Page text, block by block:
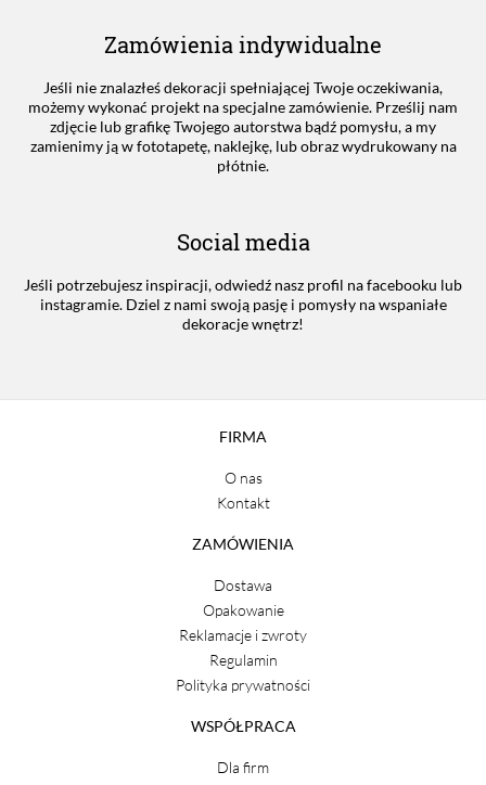
Zamówienia indywidualne
Jeśli nie znalazłeś dekoracji spełniającej Twoje oczekiwania,
możemy wykonać projekt na specjalne zamówienie. Prześlij nam
zdjęcie lub grafikę Twojego autorstwa bądź pomysłu, a my
zamienimy ją w fototapetę, naklejkę, lub obraz wydrukowany na
płótnie.
Social media
Jeśli potrzebujesz inspiracji, odwiedź nasz profil na facebooku lub
instagramie. Dziel z nami swoją pasję i pomysły na wspaniałe
dekoracje wnętrz!
FIRMA
O nas
Kontakt
ZAMÓWIENIA
Dostawa
Opakowanie
Reklamacje i zwroty
Regulamin
Polityka prywatności
WSPÓŁPRACA
Dla firm